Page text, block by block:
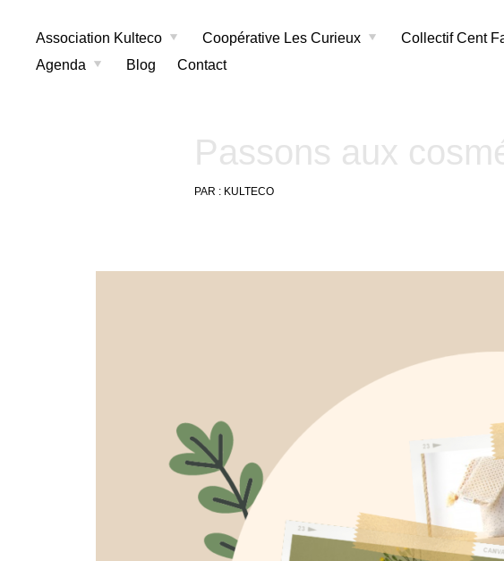
Association Kulteco Coopérative Les Curieux
Collectif Cent
Agenda
Blog Contact
Passons aux
PAR : KULTECO